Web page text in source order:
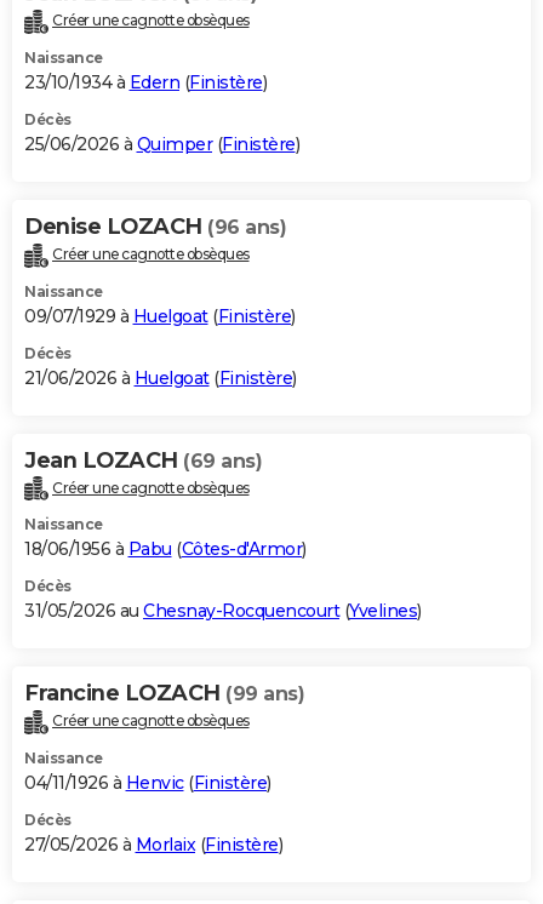
Bricolage
Lifestyle
Culture
Sport
Auto
Television
Voyage
CinemaCréer une cagnotte obsèques
Naissance
23/10/1934 à Edern (Finistère)
Décès
25/06/2026 à Quimper(Finistère)
Denise LOZACH (96 ans)
Créer une cagnotte obsèques
Naissance
09/07/1929 à Huelgoat(Finistère)
Décès
21/06/2026 à Huelgoat(Finistère)
Jean LOZACH (69 ans)
Créer une cagnotte obsèques
Naissance
18/06/1956 à Pabu (Côtes-d'Armor)
Décès
31/05/2026 au Chesnay-Rocquencourt(Yvelines)
Francine LOZACH (99 ans)
Créer une cagnotte obsèques
Naissance
04/11/1926 à Henvic(Finistère)
Décès
27/05/2026 à Morlaix(Finistère)